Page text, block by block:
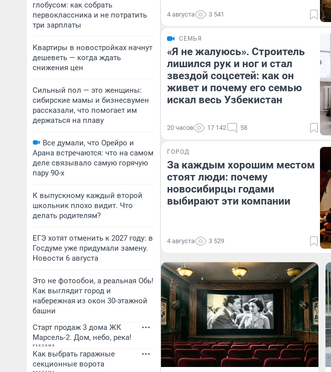
глобусом: как собрать
первоклассника и не потратить
три зарплаты
Квартиры в новостройках начнут
дешеветь — когда ждать
снижения цен
Сильный пол — это женщины:
сибирские мамы и бизнесвумен
рассказали, что помогает им
держаться на плаву
Все думали, что Орейро и
Арана встречаются: что на самом
деле связывало самую горячую
пару 90-х
К выпускному каждый второй
школьник плохо видит. Что
делать родителям?
ЕГЭ хотят отменить к 2027 году: в
Госдуме уже придумали замену.
Новости 6 августа
Это не фотообои, а реальная Обь!
Как выглядит город и
набережная из окон 30-этажной
башни
Старт продаж 3 дома ЖК
Марсель-2. Дом, небо, река!
Как выбрать гаражные
секционные ворота
4 августа 3 541
СЕМЬЯ
«Я не жалуюсь». Строитель
лишился рук и ног и стал
звездой соцсетей: как он
живет и почему его семью
искал весь Узбекистан
20 часов 17 142 58
ГОРОД
За каждым хорошим местом
стоят люди: почему
новосибирцы годами
выбирают эти компании
4 августа 3 529